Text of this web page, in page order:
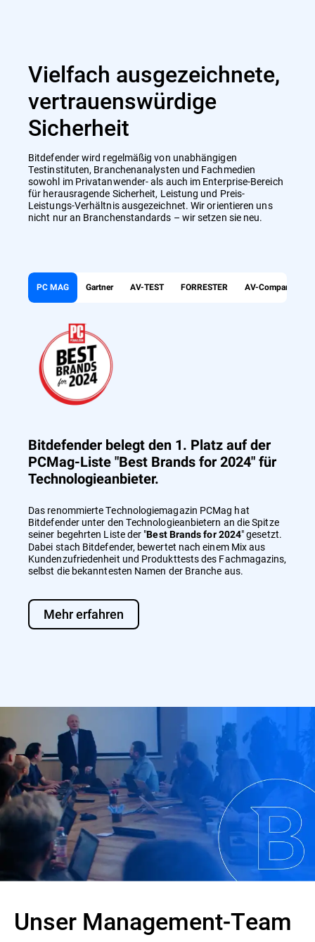
Vielfach ausgezeichnete,
vertrauenswürdige
Sicherheit
Bitdefender wird regelmäßig von unabhängigen
Testinstituten, Branchenanalysten und Fachmedien
sowohl im Privatanwender- als auch im Enterprise-Bereich
für herausragende Sicherheit, Leistung und Preis-
Leistungs-Verhältnis ausgezeichnet. Wir orientieren uns
nicht nur an Branchenstandards – wir setzen sie neu.
PC MAG Gartner AV-TEST FORRESTER AV-Comparatives
Bitdefender belegt den 1. Platz auf der
PCMag-Liste "Best Brands for 2024" für
Technologieanbieter.
Das renommierte Technologiemagazin PCMag hat
Bitdefender unter den Technologieanbietern an die Spitze
seiner begehrten Liste der "Best Brands for 2024" gesetzt.
Dabei stach Bitdefender, bewertet nach einem Mix aus
Kundenzufriedenheit und Produkttests des Fachmagazins,
selbst die bekanntesten Namen der Branche aus.
Mehr erfahren
Unser Management-Team